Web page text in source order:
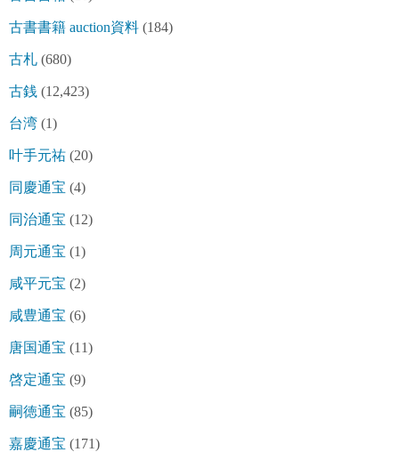
古書書籍 auction資料 (184)
古札 (680)
古銭 (12,423)
台湾 (1)
叶手元祐 (20)
同慶通宝 (4)
同治通宝 (12)
周元通宝 (1)
咸平元宝 (2)
咸豊通宝 (6)
唐国通宝 (11)
啓定通宝 (9)
嗣徳通宝 (85)
嘉慶通宝 (171)